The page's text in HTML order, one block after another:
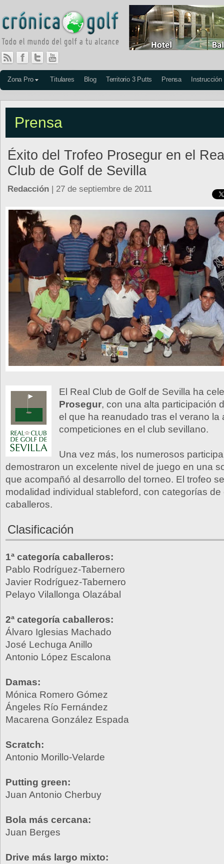
Zona Pro Titulares Blog Territorio 3 Putts Prensa Instrucción
Prensa
Éxito del Trofeo Prosegur en el
Club de Golf de Sevilla
Redacción | 27 de septiembre de 2011
El Real Club de Golf de Sevilla ha
Prosegur, con una alta participación
el que ha reanudado tras el verano la
competiciones en el club sevillano.
Una vez más, los numerosos
demostraron un excelente nivel de juego en una
que acompañó al desarrollo del torneo. El trofeo
modalidad individual stableford, con categorías de
caballeros.
Clasificación
1ª categoría caballeros:
Pablo Rodríguez-Tabernero
Javier Rodríguez-Tabernero
Pelayo Vilallonga Olazábal
2ª categoría caballeros:
Álvaro Iglesias Machado
José Lechuga Anillo
Antonio López Escalona
Damas:
Mónica Romero Gómez
Ángeles Río Fernández
Macarena González Espada
Scratch:
Antonio Morillo-Velarde
Putting green:
Juan Antonio Cherbuy
Bola más cercana:
Juan Berges
Drive más largo mixto: